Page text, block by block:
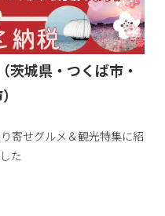
茨城県・つくば市・